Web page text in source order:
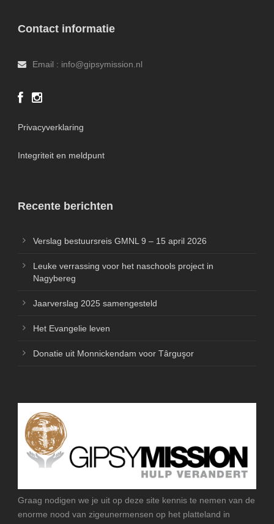
Contact informatie
Email : info@gipsymission.nl
Privacyverklaring
Integriteit en meldpunt
Recente berichten
Verslag bestuursreis GMNL 9 – 15 april 2026
Leuke verrassing voor het naschools project in
Nagybereg
Jaarverslag 2025 samengesteld
Het Evangelie leven
Donatie uit Monnickendam voor Târguşor
Graag nodigen we je uit op deze site kennis te nemen van de
enorme nood van zigeunermensen op het platteland in